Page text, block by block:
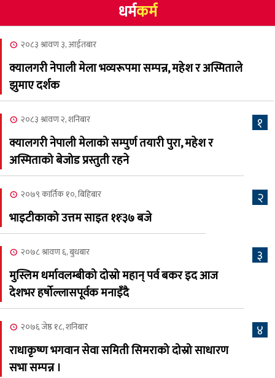
४
NCSC को अध्यक्षमा घनेन्द्र
न्यौपाने बिजयी
नेप्लिज सोसाइटि अफ
२०८३ श्रावण ६, बुधबार
कामना खबर पत्रिका
७ क्यालगरी नेपाली मेला
२०८३ श्रावण २, शनिबार
८
क्यालगरी नेपाली मेलाको
अस्मिताको बेजोड प्रस्तुती रहने
धर्मकर्म
२०८३ श्रावण ३, आईतबार
क्यालगरी नेपाली मेला भव्यरूपमा सम्पन्न, महेश र अस्मिताले
झुमाए दर्शक
१
२०८३ श्रावण २, शनिबार
क्यालगरी नेपाली मेलाको सम्पुर्ण तयारी पुरा, महेश र
अस्मिताको बेजोड प्रस्तुती रहने
२
२०७९ कार्तिक १०, बिहिबार
भाइटीकाको उत्तम साइत ११ः३७ बजे
३
२०७८ श्रावण ६, बुधबार
मुस्लिम धर्मावलम्बीको दोस्रो महान् पर्व बकर इद आज
देशभर हर्षोल्लासपूर्वक मनाइँदै
४
२०७६ जेष्ठ १८, शनिबार
राधाकृष्ण भगवान सेवा समिती सिमराको दोस्रो साधारण
सभा सम्पन्न ।